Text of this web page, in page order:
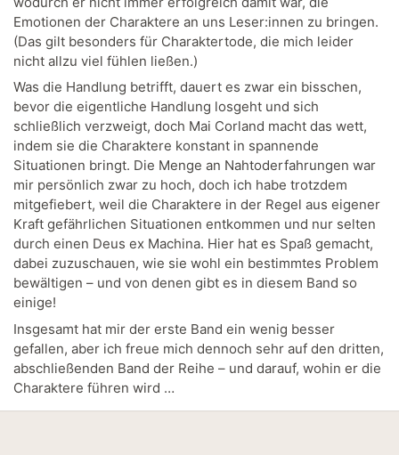
Emotionen der Charaktere an uns Leser:innen zu bringen.
(Das gilt besonders für Charaktertode, die mich leider
nicht allzu viel fühlen ließen.)
Was die Handlung betrifft, dauert es zwar ein bisschen,
bevor die eigentliche Handlung losgeht und sich
schließlich verzweigt, doch Mai Corland macht das wett,
indem sie die Charaktere konstant in spannende
Situationen bringt. Die Menge an Nahtoderfahrungen war
mir persönlich zwar zu hoch, doch ich habe trotzdem
mitgefiebert, weil die Charaktere in der Regel aus eigener
Kraft gefährlichen Situationen entkommen und nur selten
durch einen Deus ex Machina. Hier hat es Spaß gemacht,
dabei zuzuschauen, wie sie wohl ein bestimmtes Problem
bewältigen – und von denen gibt es in diesem Band so
einige!
Insgesamt hat mir der erste Band ein wenig besser
gefallen, aber ich freue mich dennoch sehr auf den dritten,
abschließenden Band der Reihe – und darauf, wohin er die
Charaktere führen wird …